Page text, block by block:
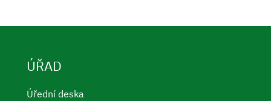
ÚŘAD
Úřední deska